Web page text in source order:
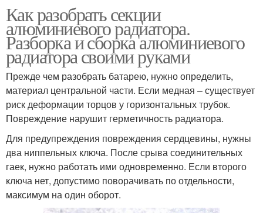
Как разобрать секции
алюминиевого радиатора.
Разборка и сборка алюминиевого
радиатора своими руками
Прежде чем разобрать батарею, нужно определить,
материал центральной части. Если медная – существует
риск деформации торцов у горизонтальных трубок.
Повреждение нарушит герметичность радиатора.
Для предупреждения повреждения сердцевины, нужны
два ниппельных ключа. После срыва соединительных
гаек, нужно работать ими одновременно. Если второго
ключа нет, допустимо поворачивать по отдельности,
максимум на один оборот.